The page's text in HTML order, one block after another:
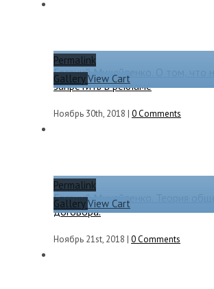
Permalink
GalleryView Cart
Евгений Михайленко. О том, что
запретить в рекламе
Ноябрь 30th, 2018 | 0 Comments
Permalink
GalleryView Cart
Евгений Михайленко. Теория
договора.
Ноябрь 21st, 2018 | 0 Comments